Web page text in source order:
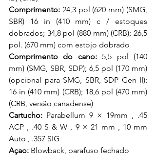
Comprimento: 24,3 pol (620 mm) (SMG,
SBR) 16 in (410 mm) c / estoques
dobrados; 34,8 pol (880 mm) (CRB); 26,5
pol. (670 mm) com estojo dobrado
Comprimento do cano: 5,5 pol (140
mm) (SMG, SBR, SDP); 6,5 pol (170 mm)
(opcional para SMG, SBR, SDP Gen II);
16 in (410 mm) (CRB); 18,6 pol (470 mm)
(CRB, versão canadense)
Cartucho: Parabellum 9 × 19mm , .45
ACP , .40 S & W , 9 × 21 mm , 10 mm
Auto , .357 SIG
Açao: Blowback, parafuso fechado